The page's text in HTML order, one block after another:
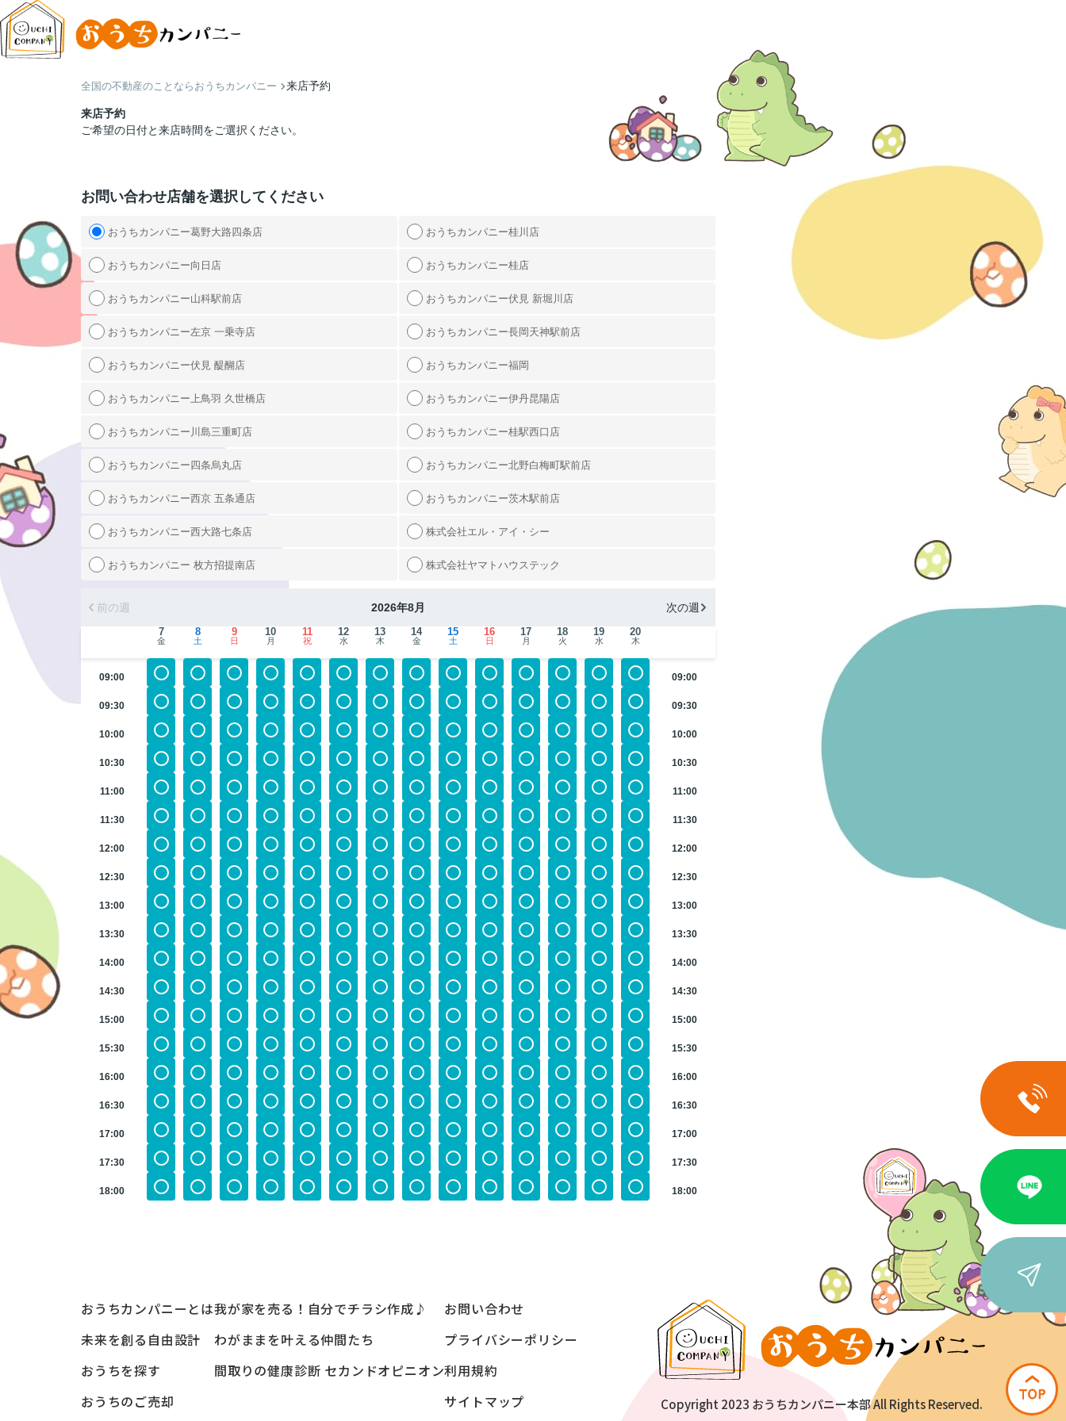
全国の不動産のことならおうちカンパニー 来店予約
来店予約
ご希望の日付と来店時間をご選択ください。
お問い合わせ店舗を選択してください
おうちカンパニー葛野大路四条店 おうちカンパニー桂川店
おうちカンパニー向日店 おうちカンパニー桂店
おうちカンパニー山科駅前店 おうちカンパニー伏見 新堀川店
おうちカンパニー左京 一乗寺店 おうちカンパニー長岡天神駅前店
おうちカンパニー伏見 醍醐店 おうちカンパニー福岡
おうちカンパニー上鳥羽 久世橋店 おうちカンパニー伊丹昆陽店
おうちカンパニー川島三重町店 おうちカンパニー桂駅西口店
おうちカンパニー四条烏丸店 おうちカンパニー北野白梅町駅前店
おうちカンパニー西京 五条通店 おうちカンパニー茨木駅前店
おうちカンパニー西大路七条店 株式会社エル・アイ・シー
おうちカンパニー 枚方招提南店 株式会社ヤマトハウステック
前の週 2026年8月 次の週
7
金
8
土
9
日
10
月
11
祝
12
水
13
木
14
金
15
土
16
日
17
月
18
火
19
水
20
木
09:00 09:00
09:30 09:30
10:00 10:00
10:30 10:30
11:00 11:00
11:30 11:30
12:00 12:00
12:30 12:30
13:00 13:00
13:30 13:30
14:00 14:00
14:30 14:30
15:00 15:00
15:30 15:30
16:00 16:00
16:30 16:30
17:00 17:00
17:30 17:30
18:00 18:00
おうちカンパニーとは
未来を創る自由設計
おうちを探す
おうちのご売却
我が家を売る！自分でチラシ作成♪
わがままを叶える仲間たち
間取りの健康診断 セカンドオピニオン
お問い合わせ
プライバシーポリシー
利用規約
サイトマップ
Copyright 2023 おうちカンパニー本部 All Rights Reserved.